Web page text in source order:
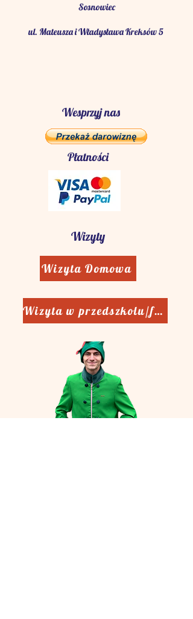
Sosnowiec
ul. Mateusza i Władysława Kreksów 5
Wesprzyj nas
Płatności
Wizyty
Wizyta Domowa
Wizyta w przedszkolu/firmie